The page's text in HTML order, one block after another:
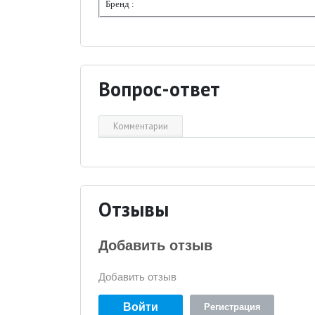
Бренд :
Вопрос-ответ
Комментарии
Отзывы
Добавить отзыв
Добавить отзыв
Войти Регистрация